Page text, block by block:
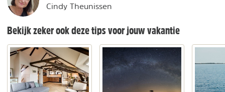
Cindy Theunissen
Bekijk zeker ook deze tips voor jouw vakantie